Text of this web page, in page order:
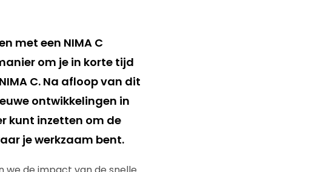
met een NIMA C
om je in korte tijd
C. Na afloop van dit
ontwikkelingen in
kunt inzetten om de
je werkzaam bent.